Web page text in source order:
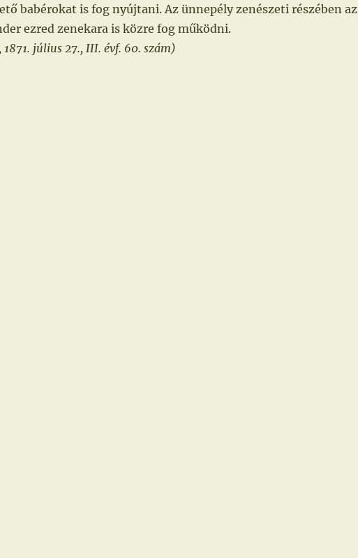
babérokat is fog nyújtani. Az ünnepély zenészeti részében az
ezred zenekara is közre fog működni.
1871. július 27., III. évf. 60. szám)